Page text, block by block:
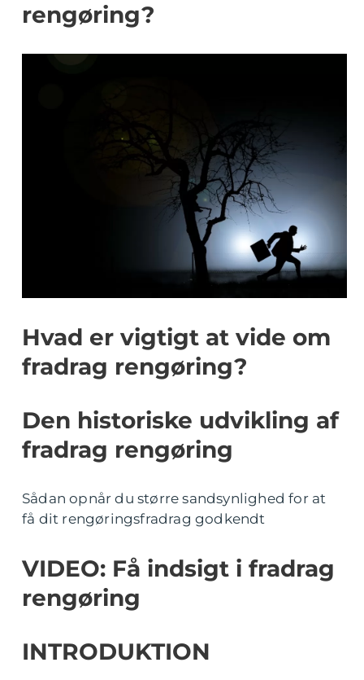
rengøring?
Hvad er vigtigt at vide om
fradrag rengøring?
Den historiske udvikling af
fradrag rengøring
Sådan opnår du større sandsynlighed for at
få dit rengøringsfradrag godkendt
VIDEO: Få indsigt i fradrag
rengøring
INTRODUKTION